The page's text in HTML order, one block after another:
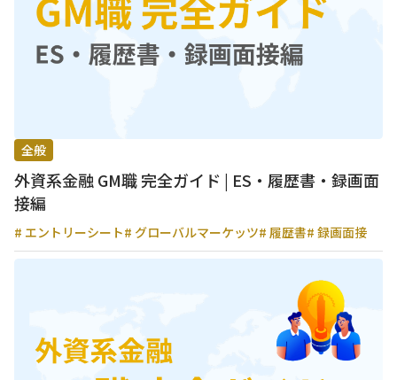
全般
外資系金融 GM職 完全ガイド | ES・履歴書・録画面
接編
# エントリーシート# グローバルマーケッツ# 履歴書# 録画面接